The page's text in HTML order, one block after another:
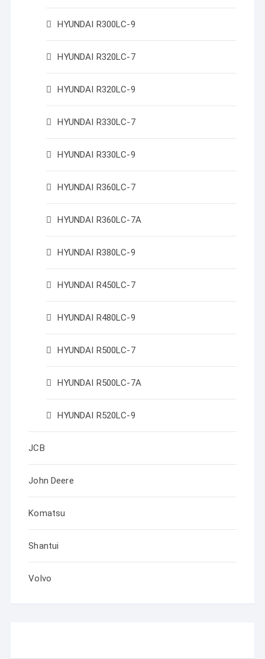
HYUNDAI R300LC-9
HYUNDAI R320LC-7
HYUNDAI R320LC-9
HYUNDAI R330LC-7
HYUNDAI R330LC-9
HYUNDAI R360LC-7
HYUNDAI R360LC-7A
HYUNDAI R380LC-9
HYUNDAI R450LC-7
HYUNDAI R480LC-9
HYUNDAI R500LC-7
HYUNDAI R500LC-7A
HYUNDAI R520LC-9
JCB
John Deere
Komatsu
Shantui
Volvo